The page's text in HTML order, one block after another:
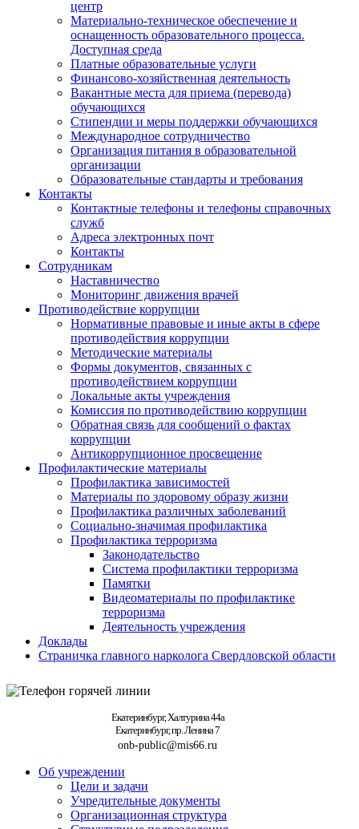
центр
Материально-техническое обеспечение и
оснащенность образовательного процесса.
Доступная среда
Платные образовательные услуги
Финансово-хозяйственная деятельность
Вакантные места для приема (перевода)
обучающихся
Стипендии и меры поддержки обучающихся
Международное сотрудничество
Организация питания в образовательной
организации
Образовательные стандарты и требования
Контакты
Контактные телефоны и телефоны справочных
служб
Адреса электронных почт
Контакты
Сотрудникам
Наставничество
Мониторинг движения врачей
Противодействие коррупции
Нормативные правовые и иные акты в сфере
противодействия коррупции
Методические материалы
Формы документов, связанных с
противодействием коррупции
Локальные акты учреждения
Комиссия по противодействию коррупции
Обратная связь для сообщений о фактах
коррупции
Антикоррупционное просвещение
Профилактические материалы
Профилактика зависимостей
Материалы по здоровому образу жизни
Профилактика различных заболеваний
Социально-значимая профилактика
Профилактика терроризма
Законодательство
Система профилактики терроризма
Памятки
Видеоматериалы по профилактике
терроризма
Деятельность учреждения
Доклады
Страничка главного нарколога Свердловской области
Екатеринбург, Халтурина 44а
Екатеринбург, пр. Ленина 7
onb-public@mis66.ru
Об учреждении
Цели и задачи
Учредительные документы
Организационная структура